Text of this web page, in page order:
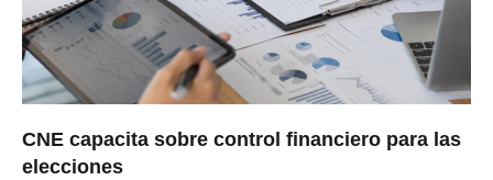
CNE capacita sobre control financiero para las
elecciones